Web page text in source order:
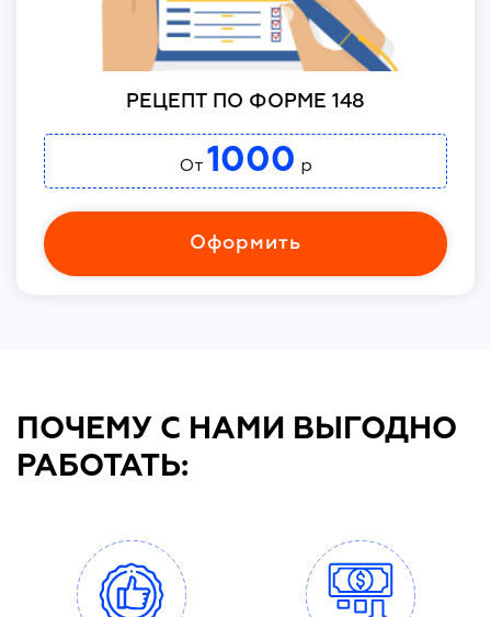
РЕЦЕПТ ПО ФОРМЕ 148
От 1000 р
Оформить
ПОЧЕМУ С НАМИ ВЫГОДНО
РАБОТАТЬ: